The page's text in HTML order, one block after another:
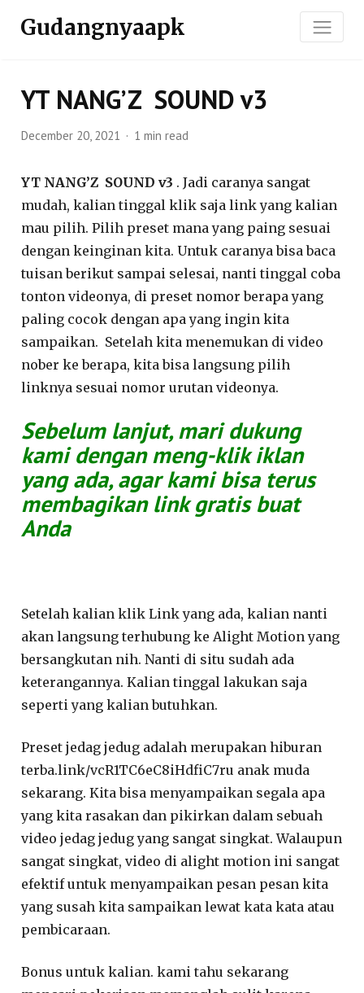
Gudangnyaapk
YT NANG’Z SOUND v3
December 20, 2021 1 min read
YT NANG’Z SOUND v3 . Jadi caranya sangat
mudah, kalian tinggal klik saja link yang kalian
mau pilih. Pilih preset mana yang paing sesuai
dengan keinginan kita. Untuk caranya bisa baca
tuisan berikut sampai selesai, nanti tinggal coba
tonton videonya, di preset nomor berapa yang
paling cocok dengan apa yang ingin kita
sampaikan. Setelah kita menemukan di video
nober ke berapa, kita bisa langsung pilih
linknya sesuai nomor urutan videonya.
Sebelum lanjut, mari dukung
kami dengan meng-klik iklan
yang ada, agar kami bisa terus
membagikan link gratis buat
Anda
Setelah kalian klik Link yang ada, kalian nanti
akan langsung terhubung ke Alight Motion yang
bersangkutan nih. Nanti di situ sudah ada
keterangannya. Kalian tinggal lakukan saja
seperti yang kalian butuhkan.
Preset jedag jedug adalah merupakan hiburan
terba.link/vcR1TC6eC8iHdfiC7ru anak muda
sekarang. Kita bisa menyampaikan segala apa
yang kita rasakan dan pikirkan dalam sebuah
video jedag jedug yang sangat singkat. Walaupun
sangat singkat, video di alight motion ini sangat
efektif untuk menyampaikan pesan pesan kita
yang susah kita sampaikan lewat kata kata atau
pembicaraan.
Bonus untuk kalian. kami tahu sekarang